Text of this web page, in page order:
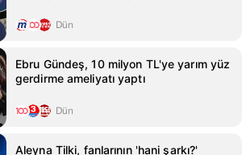
Dün
Ebru Gündeş, 10 milyon TL'ye yarım yüz
gerdirme ameliyatı yaptı
Dün
Aleyna Tilki, fanlarının 'hani şarkı?'